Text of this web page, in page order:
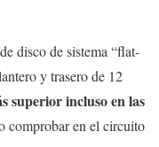
disco de sistema “flat-
y trasero de 12
superior incluso en las
comprobar en el circuito